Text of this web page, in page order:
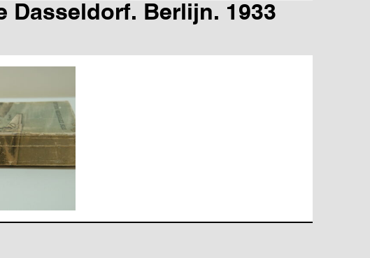
Dasseldorf. Berlijn. 1933